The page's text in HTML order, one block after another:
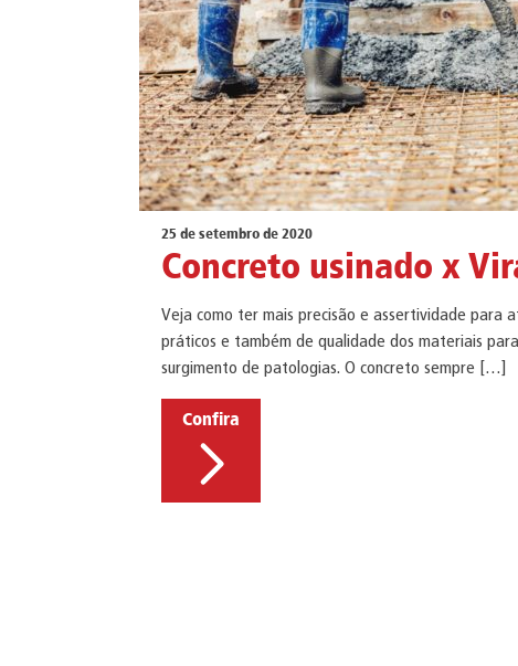
25 de setembro de 2020
Concreto usinado x
Veja como ter mais precisão e assertividade para
práticos e também de qualidade dos materiais
surgimento de patologias. O concreto sempre […]
Confira